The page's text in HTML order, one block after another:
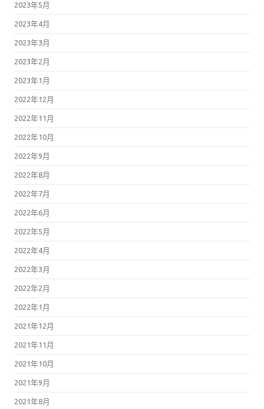
2023年5月
2023年4月
2023年3月
2023年2月
2023年1月
2022年12月
2022年11月
2022年10月
2022年9月
2022年8月
2022年7月
2022年6月
2022年5月
2022年4月
2022年3月
2022年2月
2022年1月
2021年12月
2021年11月
2021年10月
2021年9月
2021年8月